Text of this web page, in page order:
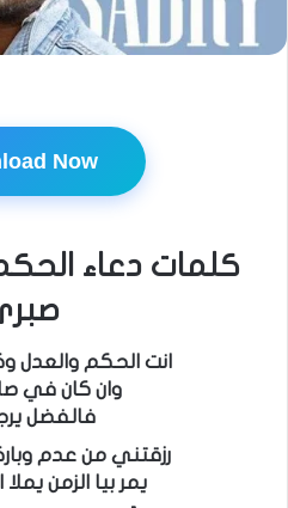
Now
كلمات دعاء
انت الحكم والعدل
وان كان في
فالفضل
رزقتني من عدم
يمر بيا الزمن